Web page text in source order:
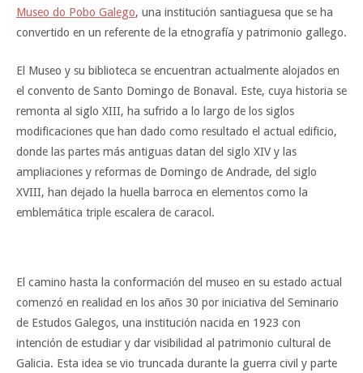
Museo do Pobo Galego, una institución santiaguesa que se ha
convertido en un referente de la etnografía y patrimonio gallego.
El Museo y su biblioteca se encuentran actualmente alojados en
el convento de Santo Domingo de Bonaval. Este, cuya historia se
remonta al siglo XIII, ha sufrido a lo largo de los siglos
modificaciones que han dado como resultado el actual edificio,
donde las partes más antiguas datan del siglo XIV y las
ampliaciones y reformas de Domingo de Andrade, del siglo
XVIII, han dejado la huella barroca en elementos como la
emblemática triple escalera de caracol.
El camino hasta la conformación del museo en su estado actual
comenzó en realidad en los años 30 por iniciativa del Seminario
de Estudos Galegos, una institución nacida en 1923 con
intención de estudiar y dar visibilidad al patrimonio cultural de
Galicia. Esta idea se vio truncada durante la guerra civil y parte